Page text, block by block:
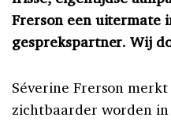
Frerson een uitermate
gesprekspartner. Wij
Séverine Frerson
zichtbaarder worden